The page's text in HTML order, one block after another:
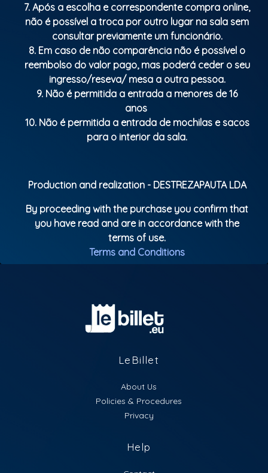
7. Após a escolha e correspondente compra online,
não é possível a troca por outro lugar na sala sem
consultar previamente um funcionário.
8. Em caso de não comparência não é possível o
reembolso do valor pago, mas poderá ceder o seu
ingresso/reseva/ mesa a outra pessoa.
9. Não é permitida a entrada a menores de 16
anos
10. Não é permitida a entrada de mochilas e sacos
para o interior da sala.
Production and realization - DESTREZAPAUTA LDA
By proceeding with the purchase you confirm that
you have read and are in accordance with the
terms of use.
Terms and Conditions
LeBillet
About Us
Policies & Procedures
Privacy
Help